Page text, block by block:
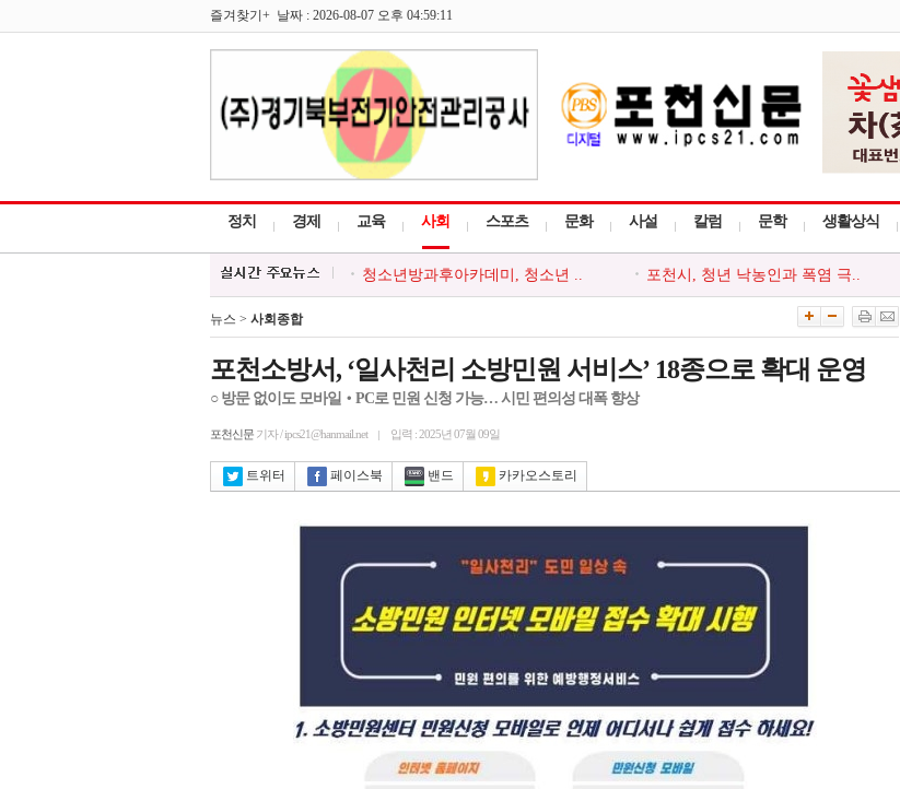
즐겨찾기+ 날짜 : 2026-08-07 오후 04:59:11
정치 경제 교육 사회 스포츠 문화 사설 칼럼 문학 생활상식
청소년방과후아카데미, 청소년 ..
포천시, 청년 낙농인과 폭염 극..
한국외식업중앙회 포천시지부, ..
포천동 유관 단체, 지역 주민 위..
포천시종합사회복지관, 지역주민..
포천시, 경기청년 사다리 프로그..
포천시, 세대와 직급 잇는 청렴..
대한적십자 영북봉사회, 포천시 ..
‘아름드리’, 안전부터 나눔까..
뉴스 > 사회종합
포천소방서, ‘일사천리 소방민원 서비스’ 18종으로 확대 운영
○ 방문 없이도 모바일‧PC로 민원 신청 가능… 시민 편의성 대폭 향상
포천신문 기자 / ipcs21@hanmail.net 입력 : 2025년 07월 09일
트위터 페이스북 밴드 카카오스토리